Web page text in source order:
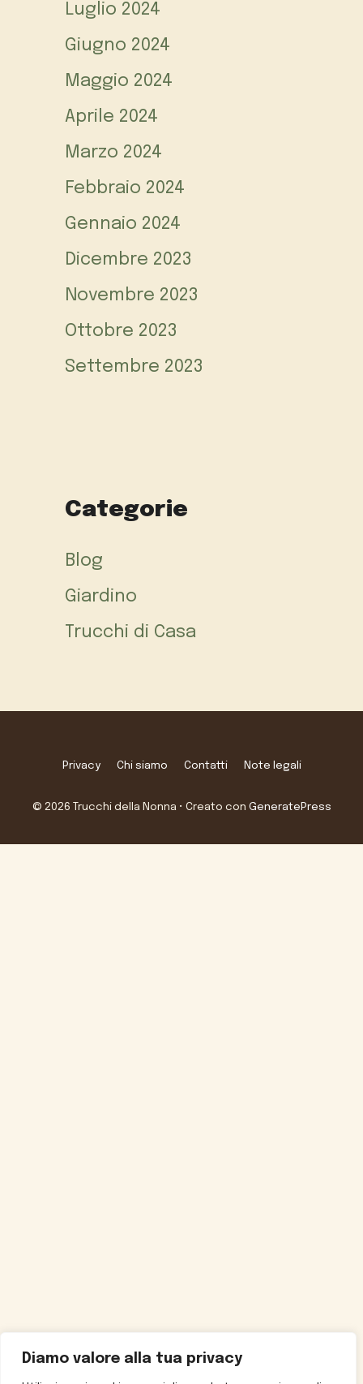
Diamo valore alla tua privacy
Luglio 2024
Giugno 2024
Maggio 2024
Aprile 2024
Marzo 2024
Febbraio 2024
Gennaio 2024
Dicembre 2023
Novembre 2023
Ottobre 2023
Settembre 2023
Categorie
Blog
Giardino
Trucchi di Casa
Privacy Chi siamo Contatti Note legali
© 2026 Trucchi della Nonna • Creato con GeneratePress